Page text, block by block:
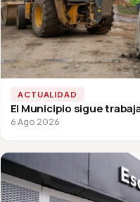
ACTUALIDAD
El Municipio sigue
6 Ago 2026